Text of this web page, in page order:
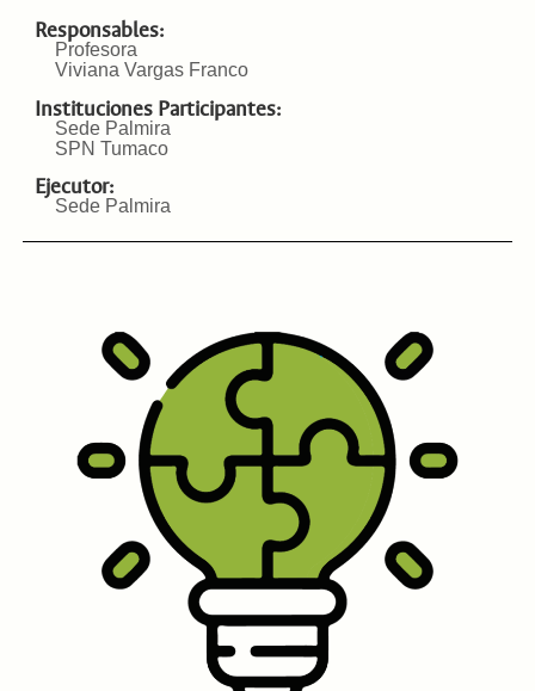
Responsables:
Profesora
Viviana Vargas Franco
Instituciones Participantes:
Sede Palmira
SPN Tumaco
Ejecutor:
Sede Palmira